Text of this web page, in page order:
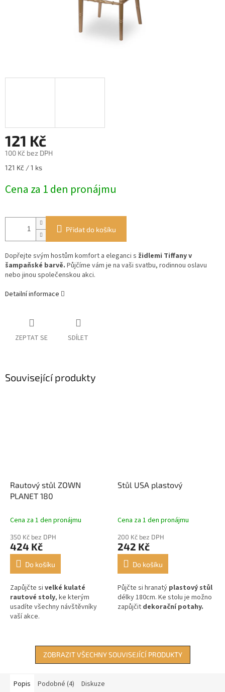
121 Kč
100 Kč bez DPH
Měrná
121 Kč / 1 ks
Cena za 1 den pronájmu
Přidat do košíku
Dopřejte svým hostům komfort a eleganci s židlemi Tiffany v
šampaňské barvě. Půjčíme vám je na vaši svatbu, rodinnou oslavu
nebo jinou společenskou akci.
Detailní informace
ZEPTAT SE SDÍLET
Související produkty
Rautový stůl ZOWN
PLANET 180
Cena za 1 den pronájmu
350 Kč bez DPH
424 Kč
Do košíku
Zapůjčte si velké kulaté
rautové stoly, ke kterým
usadíte všechny návštěvníky
vaší akce.
Stůl USA plastový
Cena za 1 den pronájmu
200 Kč bez DPH
242 Kč
Do košíku
Půjčte si hranatý plastový stůl
délky 180cm. Ke stolu je možno
zapůjčit dekorační potahy.
ZOBRAZIT VŠECHNY SOUVISEJÍCÍ PRODUKTY
Popis Podobné (4) Diskuze